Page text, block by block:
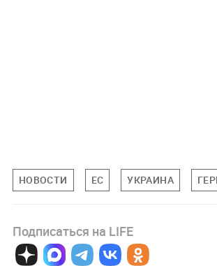
НОВОСТИ ЕС УКРАИНА
Подписаться на LIFE